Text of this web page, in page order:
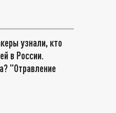
узнали, кто
в России.
"Отравление